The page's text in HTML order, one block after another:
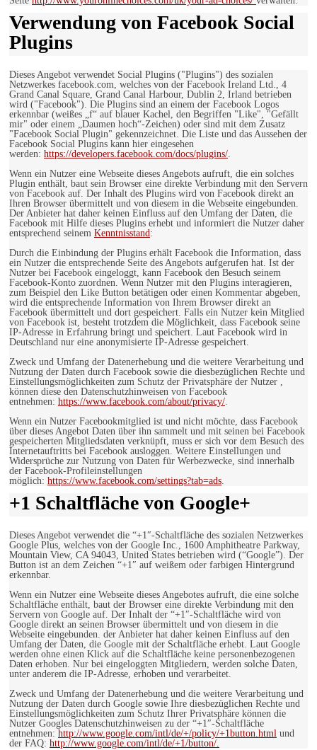
Verwendung von Facebook Social
Plugins
Dieses Angebot verwendet Social Plugins ("Plugins") des sozialen
Netzwerkes facebook.com, welches von der Facebook Ireland Ltd., 4
Grand Canal Square, Grand Canal Harbour, Dublin 2, Irland betrieben
wird ("Facebook"). Die Plugins sind an einem der Facebook Logos
erkennbar (weißes „f“ auf blauer Kachel, den Begriffen "Like", "Gefällt
mir" oder einem „Daumen hoch“-Zeichen) oder sind mit dem Zusatz
"Facebook Social Plugin" gekennzeichnet. Die Liste und das Aussehen der
Facebook Social Plugins kann hier eingesehen
werden: https://developers.facebook.com/docs/plugins/.
Wenn ein Nutzer eine Webseite dieses Angebots aufruft, die ein solches
Plugin enthält, baut sein Browser eine direkte Verbindung mit den Servern
von Facebook auf. Der Inhalt des Plugins wird von Facebook direkt an
Ihren Browser übermittelt und von diesem in die Webseite eingebunden.
Der Anbieter hat daher keinen Einfluss auf den Umfang der Daten, die
Facebook mit Hilfe dieses Plugins erhebt und informiert die Nutzer daher
entsprechend seinem Kenntnisstand:
Durch die Einbindung der Plugins erhält Facebook die Information, dass
ein Nutzer die entsprechende Seite des Angebots aufgerufen hat. Ist der
Nutzer bei Facebook eingeloggt, kann Facebook den Besuch seinem
Facebook-Konto zuordnen. Wenn Nutzer mit den Plugins interagieren,
zum Beispiel den Like Button betätigen oder einen Kommentar abgeben,
wird die entsprechende Information von Ihrem Browser direkt an
Facebook übermittelt und dort gespeichert. Falls ein Nutzer kein Mitglied
von Facebook ist, besteht trotzdem die Möglichkeit, dass Facebook seine
IP-Adresse in Erfahrung bringt und speichert. Laut Facebook wird in
Deutschland nur eine anonymisierte IP-Adresse gespeichert.
Zweck und Umfang der Datenerhebung und die weitere Verarbeitung und
Nutzung der Daten durch Facebook sowie die diesbezüglichen Rechte und
Einstellungsmöglichkeiten zum Schutz der Privatsphäre der Nutzer ,
können diese den Datenschutzhinweisen von Facebook
entnehmen: https://www.facebook.com/about/privacy/.
Wenn ein Nutzer Facebookmitglied ist und nicht möchte, dass Facebook
über dieses Angebot Daten über ihn sammelt und mit seinen bei Facebook
gespeicherten Mitgliedsdaten verknüpft, muss er sich vor dem Besuch des
Internetauftritts bei Facebook ausloggen. Weitere Einstellungen und
Widersprüche zur Nutzung von Daten für Werbezwecke, sind innerhalb
der Facebook-Profileinstellungen
möglich: https://www.facebook.com/settings?tab=ads.
+1 Schaltfläche von Google+
Dieses Angebot verwendet die “+1″-Schaltfläche des sozialen Netzwerkes
Google Plus, welches von der Google Inc., 1600 Amphitheatre Parkway,
Mountain View, CA 94043, United States betrieben wird (“Google”). Der
Button ist an dem Zeichen “+1″ auf weißem oder farbigen Hintergrund
erkennbar.
Wenn ein Nutzer eine Webseite dieses Angebotes aufruft, die eine solche
Schaltfläche enthält, baut der Browser eine direkte Verbindung mit den
Servern von Google auf. Der Inhalt der “+1″-Schaltfläche wird von
Google direkt an seinen Browser übermittelt und von diesem in die
Webseite eingebunden. der Anbieter hat daher keinen Einfluss auf den
Umfang der Daten, die Google mit der Schaltfläche erhebt. Laut Google
werden ohne einen Klick auf die Schaltfläche keine personenbezogenen
Daten erhoben. Nur bei eingeloggten Mitgliedern, werden solche Daten,
unter anderem die IP-Adresse, erhoben und verarbeitet.
Zweck und Umfang der Datenerhebung und die weitere Verarbeitung und
Nutzung der Daten durch Google sowie Ihre diesbezüglichen Rechte und
Einstellungsmöglichkeiten zum Schutz Ihrer Privatsphäre können die
Nutzer Googles Datenschutzhinweisen zu der “+1″-Schaltfläche
entnehmen: http://www.google.com/intl/de/+/policy/+1button.html und
der FAQ: http://www.google.com/intl/de/+1/button/.